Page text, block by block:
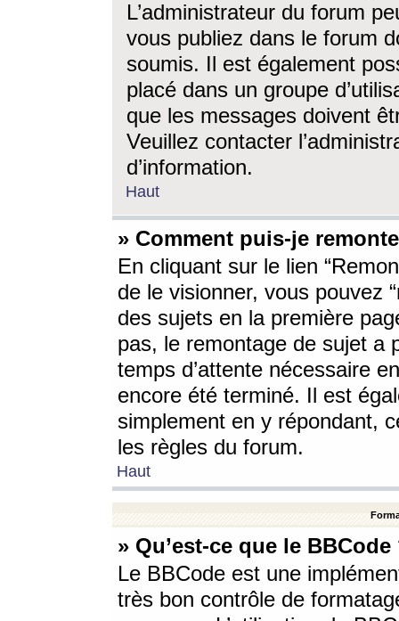
L’administrateur du forum
vous publiez dans le forum
soumis. Il est également
placé dans un groupe
que les messages doivent
Veuillez contacter
d’information.
Haut
» Comment puis-je
En cliquant sur le lien
de le visionner, vous pouvez
des sujets en la première
pas, le remontage de sujet a
temps d’attente nécessaire
encore été terminé. Il est
simplement en y répondant,
les règles du forum.
Haut
» Qu’est-ce que le BBCode
Le BBCode est une
très bon contrôle de